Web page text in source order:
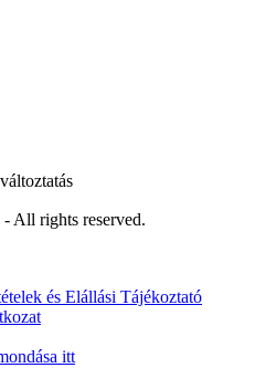
- All rights reserved.
és Elállási Tájékoztató
itt